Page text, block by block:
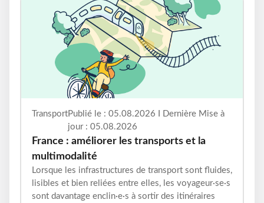
TransportPublié le : 05.08.2026 I Dernière Mise à
jour : 05.08.2026
France : améliorer les transports et la
multimodalité
Lorsque les infrastructures de transport sont fluides,
lisibles et bien reliées entre elles, les voyageur·se·s
sont davantage enclin·e·s à sortir des itinéraires